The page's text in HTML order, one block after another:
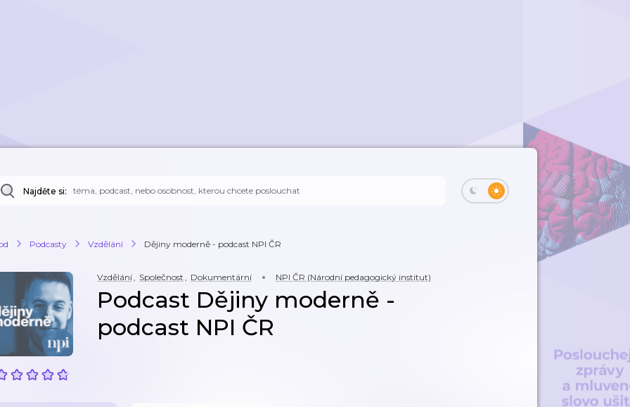
Najděte si:
Podcasty Vzdělání Dějiny moderně - podcast NPI ČR
Vzdělání, Společnost , Dokumentární NPI ČR (Národní pedagogický institut)
Podcast Dějiny moderně -
podcast NPI ČR